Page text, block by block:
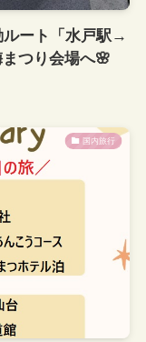
ルート「水戸駅→
つり会場へ🌸
国内旅行